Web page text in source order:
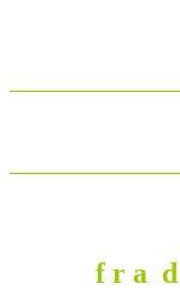
f r a d